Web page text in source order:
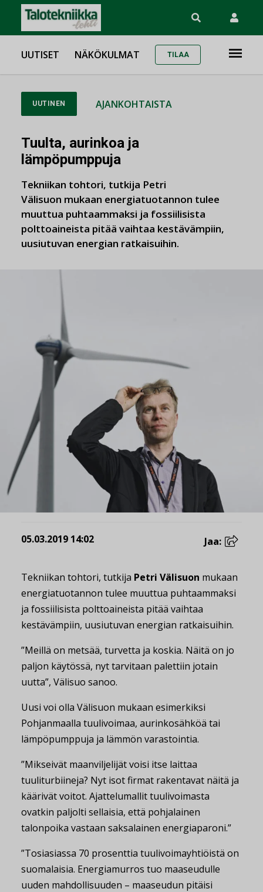
UUTISET NÄKÖKULMAT TILAA
UUTINEN AJANKOHTAISTA
Tuulta, aurinkoa ja
lämpöpumppuja
Tekniikan tohtori, tutkija Petri
Välisuon mukaan energiatuotannon tulee
muuttua puhtaammaksi ja fossiilisista
polttoaineista pitää vaihtaa kestävämpiin,
uusiutuvan energian ratkaisuihin.
05.03.2019 14:02 Jaa:
Tekniikan tohtori, tutkija Petri Välisuon mukaan
energiatuotannon tulee muuttua puhtaammaksi
ja fossiilisista polttoaineista pitää vaihtaa
kestävämpiin, uusiutuvan energian ratkaisuihin.
”Meillä on metsää, turvetta ja koskia. Näitä on jo
paljon käytössä, nyt tarvitaan palettiin jotain
uutta”, Välisuo sanoo.
Uusi voi olla Välisuon mukaan esimerkiksi
Pohjanmaalla tuulivoimaa, aurinkosähköä tai
lämpöpumppuja ja lämmön varastointia.
”Mikseivät maanviljelijät voisi itse laittaa
tuuliturbiineja? Nyt isot firmat rakentavat näitä ja
käärivät voitot. Ajattelumallit tuulivoimasta
ovatkin paljolti sellaisia, että pohjalainen
talonpoika vastaan saksalainen energiaparoni.”
”Tosiasiassa 70 prosenttia tuulivoimayhtiöistä on
suomalaisia. Energiamurros tuo maaseudulle
uuden mahdollisuuden – maaseudun pitäisi